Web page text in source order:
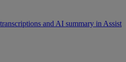
and AI summary in Assist